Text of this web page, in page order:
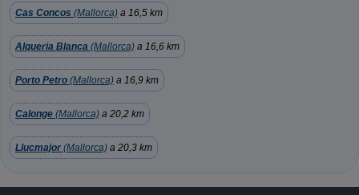
Cas Concos (Mallorca) a 16,5 km
Alqueria Blanca (Mallorca) a 16,6 km
Porto Petro (Mallorca) a 16,9 km
Calonge (Mallorca) a 20,2 km
Llucmajor (Mallorca) a 20,3 km